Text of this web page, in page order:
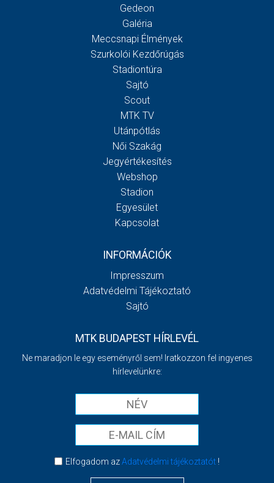
Gedeon
Galéria
Meccsnapi Élmények
Szurkolói Kezdőrúgás
Stadiontúra
Sajtó
Scout
MTK TV
Utánpótlás
Női Szakág
Jegyértékesítés
Webshop
Stadion
Egyesület
Kapcsolat
INFORMÁCIÓK
Impresszum
Adatvédelmi Tájékoztató
Sajtó
MTK BUDAPEST HÍRLEVÉL
Ne maradjon le egy eseményről sem! Iratkozzon fel ingyenes
hírlevelünkre:
Elfogadom azAdatvédelmi tájékoztatót!